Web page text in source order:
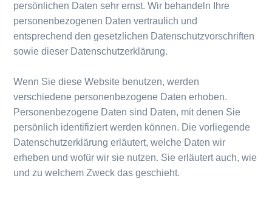
persönlichen Daten sehr ernst. Wir behandeln Ihre
personenbezogenen Daten vertraulich und
entsprechend den gesetzlichen Datenschutzvorschriften
sowie dieser Datenschutzerklärung.
Wenn Sie diese Website benutzen, werden
verschiedene personenbezogene Daten erhoben.
Personenbezogene Daten sind Daten, mit denen Sie
persönlich identifiziert werden können. Die vorliegende
Datenschutzerklärung erläutert, welche Daten wir
erheben und wofür wir sie nutzen. Sie erläutert auch, wie
und zu welchem Zweck das geschieht.